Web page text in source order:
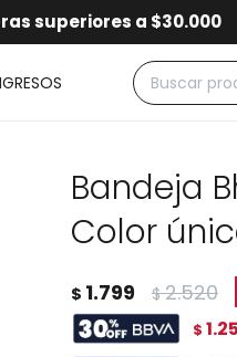
Bandeja
Color
$ 1.799 $ 2.520
$